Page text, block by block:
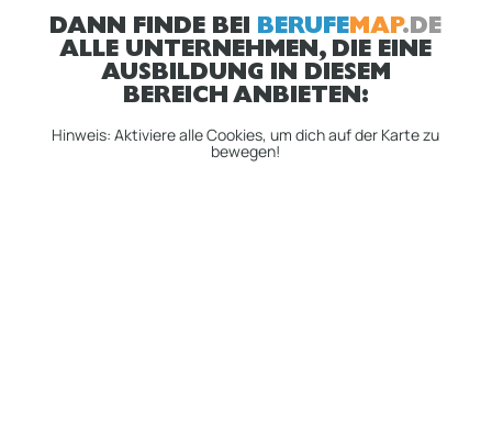
DANN FINDE BEI BERUFEMAP.DE
ALLE UNTERNEHMEN, DIE EINE
AUSBILDUNG IN DIESEM
BEREICH ANBIETEN:
Hinweis: Aktiviere alle Cookies, um dich auf der Karte zu
bewegen!